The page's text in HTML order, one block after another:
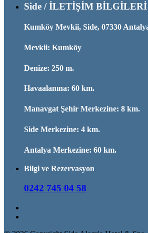
Side / İLETİŞİM BİLGİLERİ
Kumköy Mevkii, Side, 07330
Mevkii: Kumköy
Denize: 250 m.
Havaalanına: 60 km.
Manavgat Şehir Merkezine: 8 km.
Side Merkezine: 4 km.
Antalya Merkezine: 60 km.
Bilgi ve Rezervasyon
0242 745 04 58